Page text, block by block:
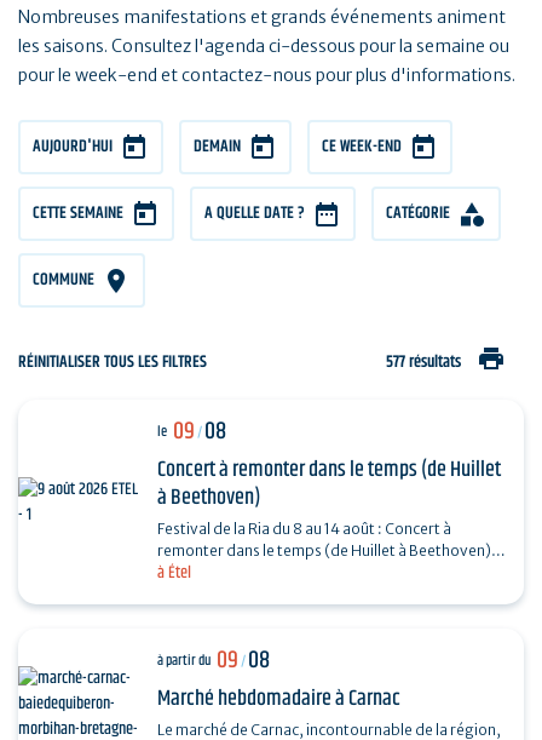
Nombreuses manifestations et grands événements animent
les saisons. Consultez l'agenda ci-dessous pour la semaine ou
pour le week-end et contactez-nous pour plus d'informations.
AUJOURD'HUI DEMAIN CE WEEK-END
CETTE SEMAINE A QUELLE DATE ? CATÉGORIE
COMMUNE
RÉINITIALISER TOUS LES FILTRES 577 résultats print
à Étel
le 09/08
Concert à remonter dans le temps (de Huillet
à Beethoven)
Festival de la Ria du 8 au 14 août : Concert à
remonter dans le temps (de Huillet à Beethoven)
Réservation : www.amicorde.org
à partir du 09/08
Marché hebdomadaire à Carnac
Le marché de Carnac, incontournable de la région,